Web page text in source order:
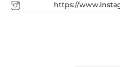
https://